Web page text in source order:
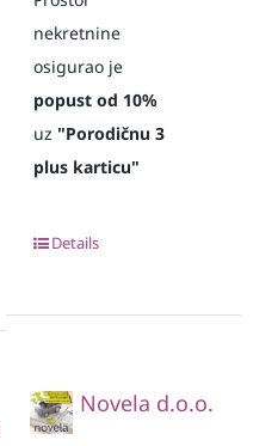
nekretnine
osigurao je
popust od 10%
uz"Porodičnu 3
plus karticu"
Details
Novela d.o.o.